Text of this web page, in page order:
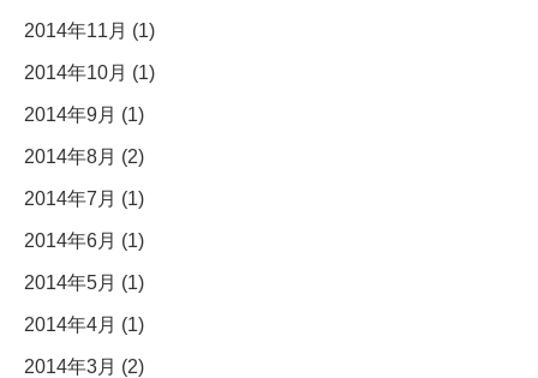
2014年11月 (1)
2014年10月 (1)
2014年9月 (1)
2014年8月 (2)
2014年7月 (1)
2014年6月 (1)
2014年5月 (1)
2014年4月 (1)
2014年3月 (2)